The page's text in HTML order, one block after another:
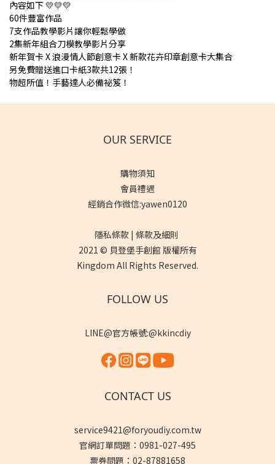
內容如下 💛💛💛
60件豐富作品
7支作品教學影片讓你輕鬆學做
2集新年組合刀模教學影片分享
新年賀卡 X 浪漫情人節創意卡 X 新款花卉印章創意卡大集合
另免費贈送進口卡紙3款共12張！
物超所值！手藝達人必備祕笈！
OUR SERVICE
購物須知
會員禮遇
經銷合作微信:yawen0120
隱私條款 | 條款及細則
2021 © 貝登堡手創館 版權所有
Kingdom All Rights Reserved.
FOLLOW US
LINE@官方帳號:@kkincdiy
CONTACT US
service9421@foryoudiy.com.tw
官網訂單問題：0981-027-495
票券問題：02-87881658